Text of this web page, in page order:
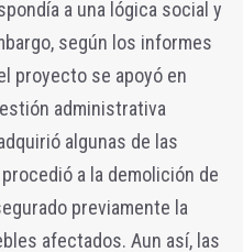
a una lógica social y
según los informes
proyecto se apoyó en
administrativa
algunas de las
a la demolición de
previamente la
afectados. Aun así, las